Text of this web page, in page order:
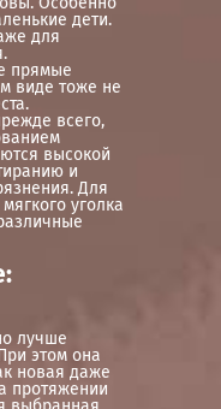
дети.
для
прямые
виде тоже не
всего,
высокой
и
Для
уголка
лучше
этом она
новая даже
протяжении